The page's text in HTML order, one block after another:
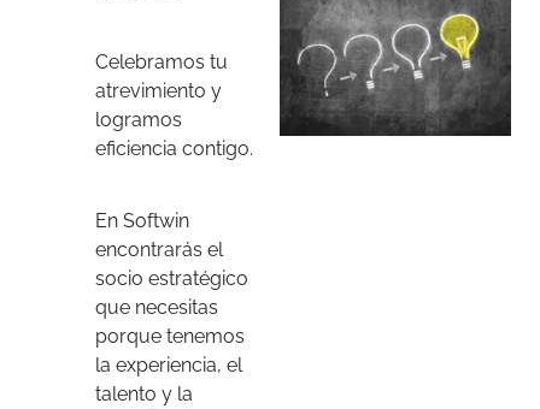
Celebramos tu
atrevimiento y
logramos
eficiencia contigo.
En Softwin
encontrarás el
socio estratégico
que necesitas
porque tenemos
la experiencia, el
talento y la